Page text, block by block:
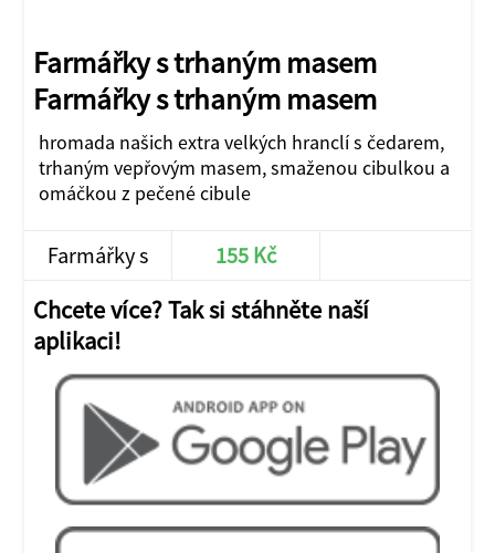
Farmářky s trhaným masem
Farmářky s trhaným masem
hromada našich extra velkých hranclí s čedarem,
trhaným vepřovým masem, smaženou cibulkou a
omáčkou z pečené cibule
Farmářky s
trhaným
masem
155 Kč
Chcete více? Tak si stáhněte naší
aplikaci!